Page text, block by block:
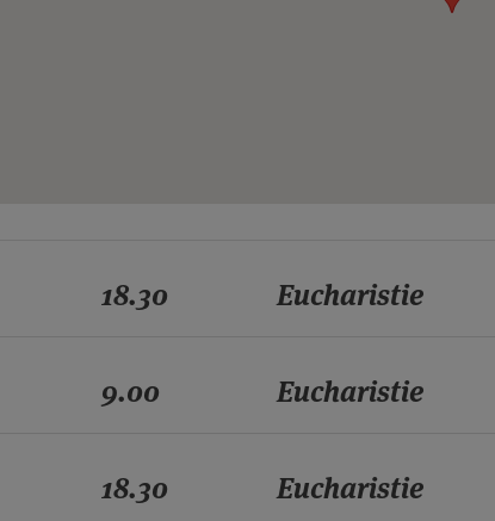
18.30 Eucharistie
9.00 Eucharistie
18.30 Eucharistie